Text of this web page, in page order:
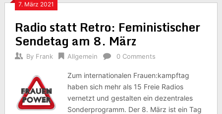
7. März 2021
Radio statt Retro: Feministischer
Sendetag am 8. März
By Frank Allgemein 0 Comments
Zum internationalen Frauen:kampftag
haben sich mehr als 15 Freie Radios
vernetzt und gestalten ein dezentrales
Sonderprogramm. Der 8. März ist ein Tag